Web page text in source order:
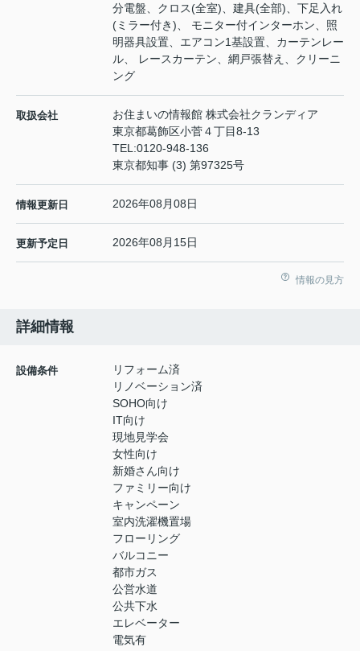
分電盤、クロス(全室)、建具(全部)、下足入れ
(ミラー付き)、 モニター付インターホン、照
明器具設置、エアコン1基設置、カーテンレー
ル、 レースカーテン、網戸張替え、クリーニ
ング
取扱会社
お住まいの情報館 株式会社クランディア
東京都葛飾区小菅４丁目8-13
TEL:0120-948-136
東京都知事 (3) 第97325号
情報更新日 2026年08月08日
更新予定日 2026年08月15日
情報の見方
詳細情報
設備条件
リフォーム済
リノベーション済
SOHO向け
IT向け
現地見学会
女性向け
新婚さん向け
ファミリー向け
キャンペーン
室内洗濯機置場
フローリング
バルコニー
都市ガス
公営水道
公共下水
エレベーター
電気有